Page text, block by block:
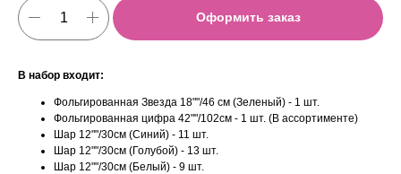
Оформить заказ
В набор входит:
Фольгированная Звезда 18""/46 см (Зеленый) - 1 шт.
Фольгированная цифра 42""/102см - 1 шт. (В ассортименте)
Шар 12""/30см (Синий) - 11 шт.
Шар 12""/30см (Голубой) - 13 шт.
Шар 12""/30см (Белый) - 9 шт.